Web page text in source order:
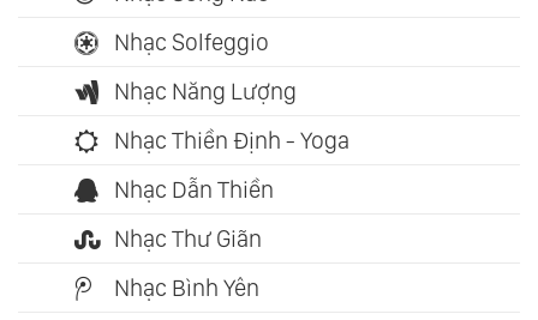
Nhạc Solfeggio
Nhạc Năng Lượng
Nhạc Thiền Định - Yoga
Nhạc Dẫn Thiền
Nhạc Thư Giãn
Nhạc Bình Yên